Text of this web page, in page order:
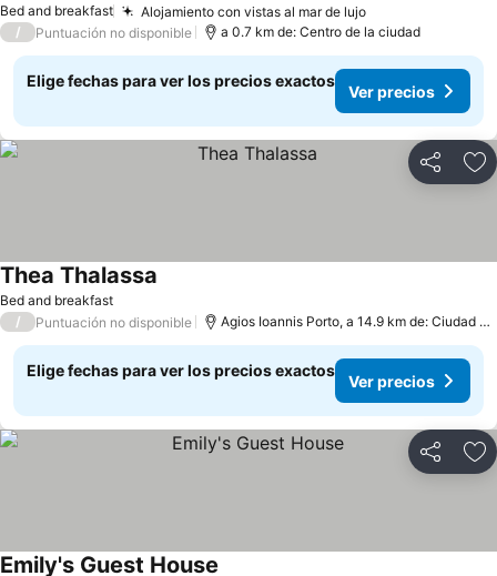
Bed and breakfast Alojamiento con vistas al mar de lujo
/ Puntuación no disponible a 0.7 km de: Centro de la ciudad
Elige fechas para ver los precios exactos
Ver precios
Compartir
Bed and breakfast
Thea Thalassa
/ Puntuación no disponible Agios Ioannis Porto, a 14.9 km de: Ciudad de Mykonos
Elige fechas para ver los precios exactos
Ver precios
Compartir
Emily's Guest House